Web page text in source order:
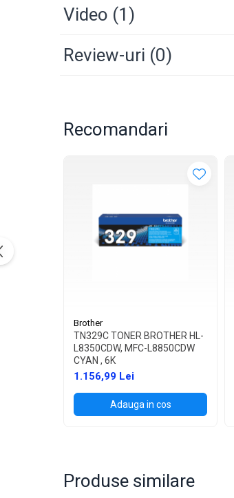
Video (1)
Review-uri (0)
Recomandari
Brother
TN329C TONER BROTHER HL-
L8350CDW, MFC-L8850CDW
CYAN , 6K
1.156,99 Lei
Adauga in cos
Produse similare